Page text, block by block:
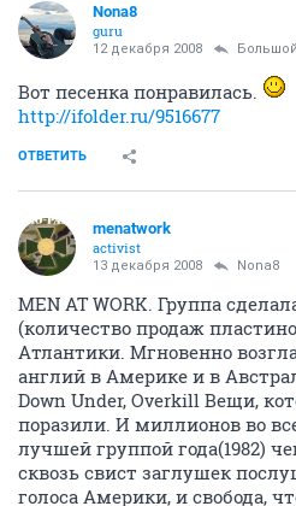
Nona8
guru
12 декабря 2008
Вот песенка понравилась.
http://ifolder.ru/9516677
ОТВЕТИТЬ
menatwork
activist
13 декабря 2008 Nona8
MEN AT WORK. Группа
(количество продаж
Атлантики. Мгновенно
англий в Америке и в
Down Under, Overkill Вещи,
поразили. И миллионов во
лучшей группой года(1982)
сквозь свист заглушек
голоса Америки, и свобода,